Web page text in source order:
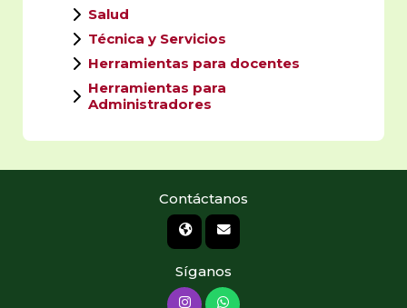
Salud
Técnica y Servicios
Herramientas para docentes
Herramientas para
Administradores
Contáctanos
Síganos